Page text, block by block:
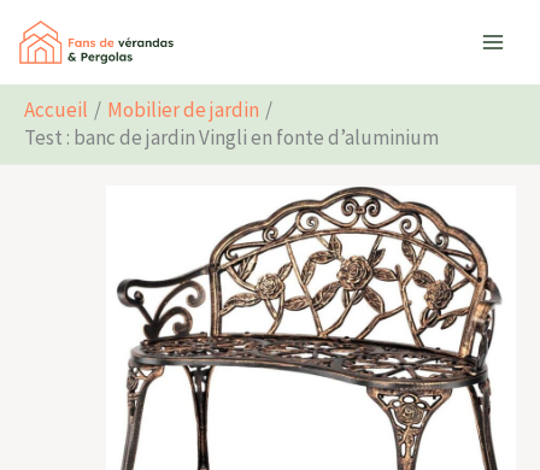
Aller
contenu
Accueil
Mobilier de jardin
Test : banc de jardin Vingli en fonte d’aluminium
Rechercher